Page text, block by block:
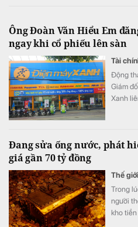
Ông Đoàn Văn Hiểu Em
ngay khi cổ phiếu lên sàn
Tài
Động
Giám
Xanh
Đang sửa ống nước, phát
giá gần 70 tỷ đồng
Thế giới
Trong
người
kho